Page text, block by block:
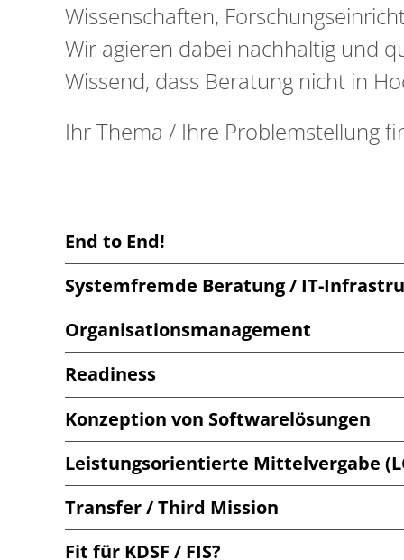
Wissenschaften,
Wir agieren dabei nachhaltig und
Wissend, dass Beratung nicht in
Ihr Thema / Ihre Problemstellung
End to End!
Systemfremde Beratung / IT-
Organisationsmanagement
Readiness
Konzeption von Softwarelösungen
Leistungsorientierte Mittelvergabe
Transfer / Third Mission
Fit für KDSF / FIS?